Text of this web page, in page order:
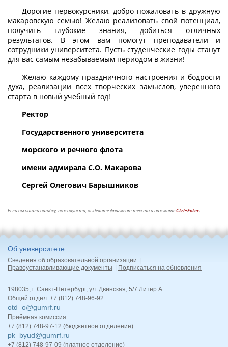
Дорогие первокурсники, добро пожаловать в дружную
макаровскую семью! Желаю реализовать свой потенциал,
получить глубокие знания, добиться отличных
результатов. В этом вам помогут преподаватели и
сотрудники университета. Пусть студенческие годы станут
для вас самым незабываемым периодом в жизни!
Желаю каждому праздничного настроения и бодрости
духа, реализации всех творческих замыслов, уверенного
старта в новый учебный год!
Ректор
Государственного университета
морского и речного флота
имени адмирала С.О. Макарова
Сергей Олегович Барышников
Если вы нашли ошибку, пожалуйста, выделите фрагмент текста и нажмитеCtrl+Enter.
Об университете
Сведения об образовательной организации
Правоустанавливающие документы
Подписаться на обновления
198035, г. Санкт-Петербург, ул. Двинская, 5/7 Литер А.
Общий отдел: +7 (812) 748-96-92
otd_o@gumrf.ru
Приёмная комиссия:
+7 (812) 748-97-12 (бюджетное отделение)
pk_byud@gumrf.ru
+7 (812) 748-97-09 (платное отделение)